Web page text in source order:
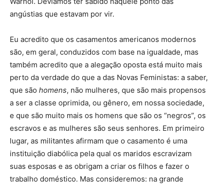
angústias que estavam por vir.
Eu acredito que os casamentos americanos modernos
são, em geral, conduzidos com base na igualdade, mas
também acredito que a alegação oposta está muito mais
perto da verdade do que a das Novas Feministas: a saber,
que são homens, não mulheres, que são mais propensos
a ser a classe oprimida, ou gênero, em nossa sociedade,
e que são muito mais os homens que são os “negros”, os
escravos e as mulheres são seus senhores. Em primeiro
lugar, as militantes afirmam que o casamento é uma
instituição diabólica pela qual os maridos escravizam
suas esposas e as obrigam a criar os filhos e fazer o
trabalho doméstico. Mas consideremos: na grande